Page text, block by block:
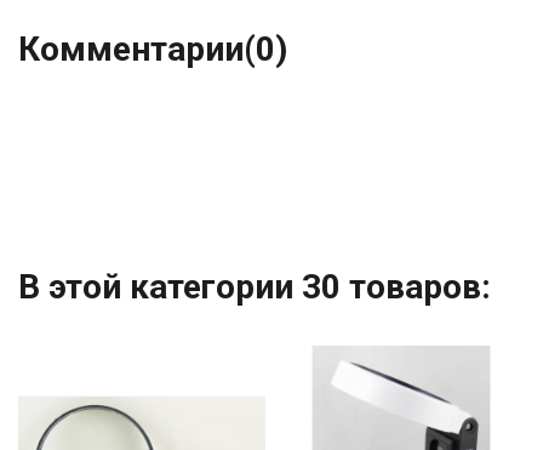
Комментарии(0)
В этой категории 30 товаров: